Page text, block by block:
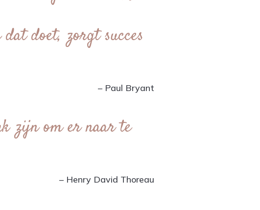
doet, zorgt succes
– Paul Bryant
zijn om er naar te
– Henry David Thoreau